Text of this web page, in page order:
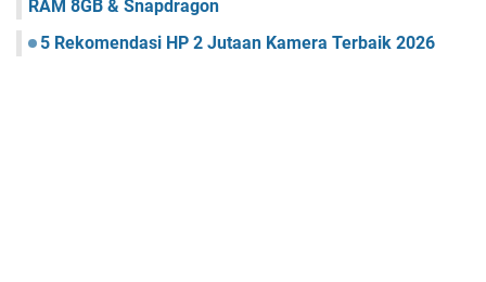
RAM 8GB & Snapdragon
5 Rekomendasi HP 2 Jutaan Kamera Terbaik 2026